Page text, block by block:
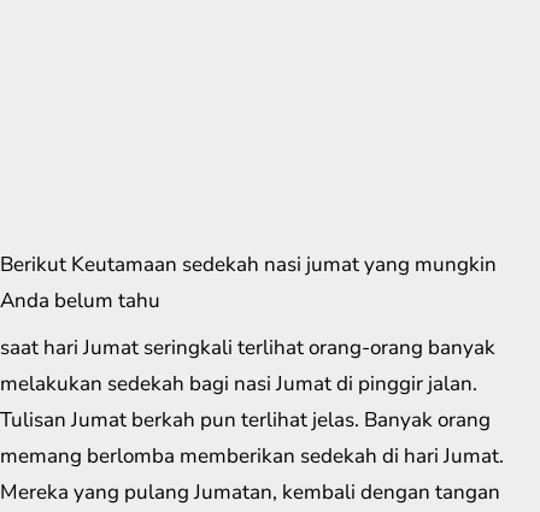
Berikut Keutamaan sedekah nasi jumat yang mungkin
Anda belum tahu
saat hari Jumat seringkali terlihat orang-orang banyak
melakukan sedekah bagi nasi Jumat di pinggir jalan.
Tulisan Jumat berkah pun terlihat jelas. Banyak orang
memang berlomba memberikan sedekah di hari Jumat.
Mereka yang pulang Jumatan, kembali dengan tangan